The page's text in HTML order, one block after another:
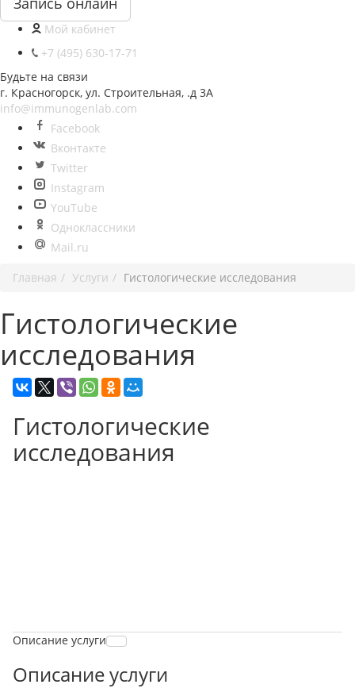
Мой кабинет
+7 (495) 630-17-71
Будьте на связи
г. Красногорск, ул. Строительная, .д 3А
info@immunogenlab.com
Facebook
Вконтакте
Twitter
Instagram
YouTube
Одноклассники
Mail.ru
Главная
Услуги Гистологические исследования
Гистологические
исследования
Гистологические
исследования
Описание услуги
Описание услуги